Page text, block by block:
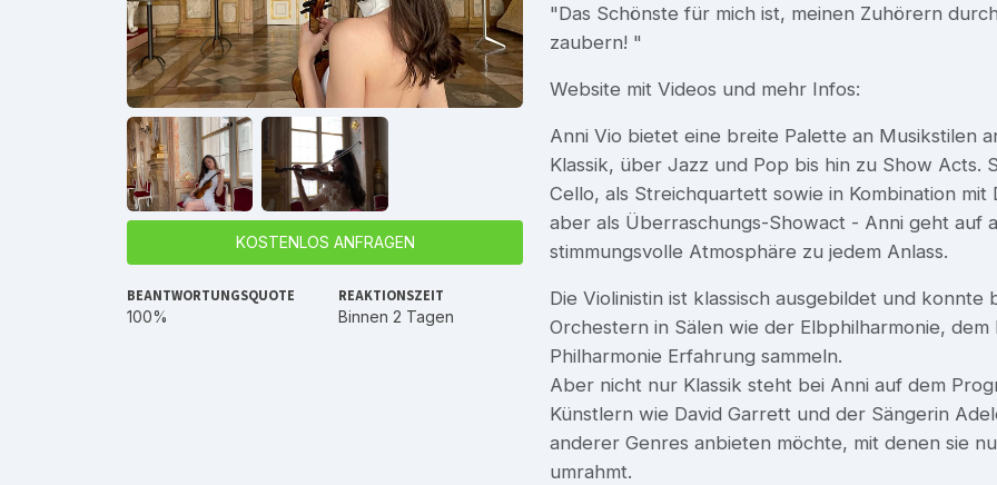
KOSTENLOS ANFRAGEN
BEANTWORTUNGSQUOTE
100%
REAKTIONSZEIT
Binnen 2 Tagen
"Das Schönste für mich ist, meinen Zuhörern
zaubern! "
Website mit Videos und mehr Infos:
Anni Vio bietet eine breite Palette an Musikstilen
Klassik, über Jazz und Pop bis hin zu Show Acts.
Cello, als Streichquartett sowie in Kombination
aber als Überraschungs-Showact - Anni geht auf
stimmungsvolle Atmosphäre zu jedem Anlass.
Die Violinistin ist klassisch ausgebildet und
Orchestern in Sälen wie der Elbphilharmonie,
Philharmonie Erfahrung sammeln.
Aber nicht nur Klassik steht bei Anni auf dem
Künstlern wie David Garrett und der Sängerin
anderer Genres anbieten möchte, mit denen sie
umrahmt.